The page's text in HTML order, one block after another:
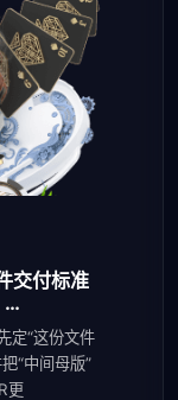
交付标准
定“这份文件
“中间母版”
更